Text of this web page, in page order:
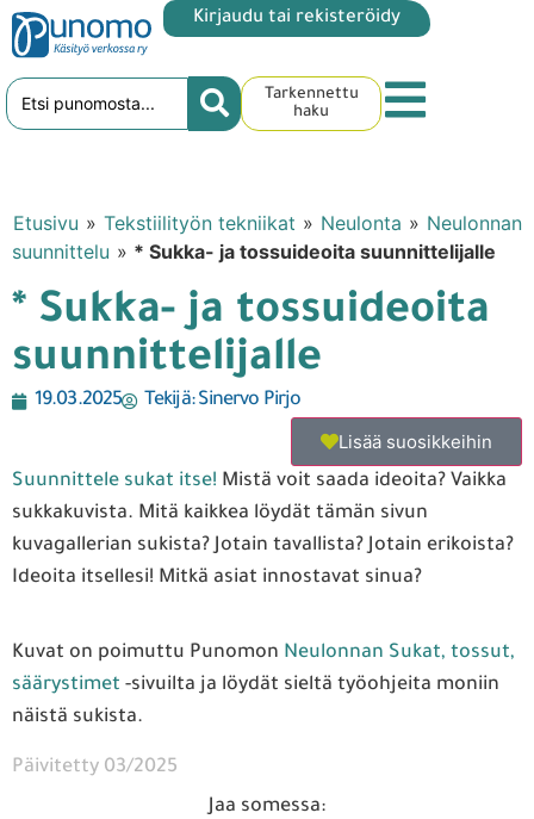
Kirjaudu tai rekisteröidy
Tarkennettu
haku
Etusivu » Tekstiilityön tekniikat » Neulonta » Neulonnan
suunnittelu » * Sukka- ja tossuideoita suunnittelijalle
* Sukka- ja tossuideoita
suunnittelijalle
19.03.2025 Tekijä:Sinervo Pirjo
Lisää suosikkeihin
Suunnittele sukat itse! Mistä voit saada ideoita? Vaikka
sukkakuvista. Mitä kaikkea löydät tämän sivun
kuvagallerian sukista? Jotain tavallista? Jotain erikoista?
Ideoita itsellesi! Mitkä asiat innostavat sinua?
Kuvat on poimuttu Punomon Neulonnan Sukat, tossut,
säärystimet -sivuilta ja löydät sieltä työohjeita moniin
näistä sukista.
Päivitetty 03/2025
Jaa somessa: